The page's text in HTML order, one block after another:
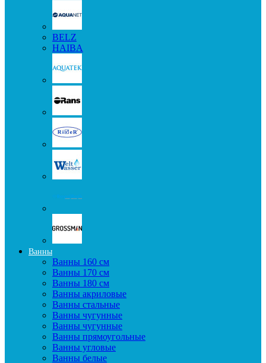
BELZ
HAIBA
Ванны
Ванны 160 см
Ванны 170 см
Ванны 180 см
Ванны акриловые
Ванны стальные
Ванны чугунные
Ванны чугунные
Ванны прямоугольные
Ванны угловые
Ванны белые